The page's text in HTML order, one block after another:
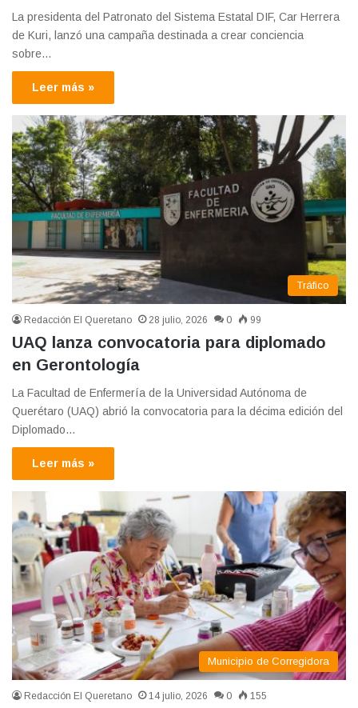
La presidenta del Patronato del Sistema Estatal DIF, Car Herrera
de Kuri, lanzó una campaña destinada a crear conciencia
sobre…
Leer más »
Tráfico
Redacción El Queretano 28 julio, 2026 0 99
UAQ lanza convocatoria para diplomado
en Gerontología
La Facultad de Enfermería de la Universidad Autónoma de
Querétaro (UAQ) abrió la convocatoria para la décima edición del
Diplomado…
Leer más »
Municipio de Corregidora
Redacción El Queretano 14 julio, 2026 0 155